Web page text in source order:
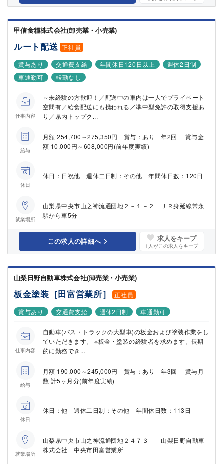
甲信食糧株式会社(卸売業・小売業)
ルート配送 正社員
賞与あり
交通費支給 年間休日120日以上
週休2日制
車通勤可
転勤なし
仕事内容
～未経験の方歓迎！／配送中の車内は一人でプライベート
空間有／給食配送にも携われる／準中型免許の取得支援あ
り／県内トップク...
給与
月額 254,700～275,350円 賞与：あり 年2回 賞与金
額 10,000円～608,000円(前年度実績)
休日
休日：日祝他 週休二日制：その他 年間休日数：120日
就業場所
山梨県中央市山之神流通団地２－１－２ ＪＲ身延線常永
駅から車5分
この求人の詳細へ 求人をキープ
1 人がこの求人をキープ
山梨日野自動車株式会社(卸売業・小売業)
板金塗装［田富営業所］
正社員
賞与あり
交通費支給 週休2日制 車通勤可
仕事内容
自動車(バス・トラックの大型車)の板金および塗装作業をし
ていただきます。 ※板金・塗装の経験者を求めます。長期
的に勤務でき...
給与
月額 190,000～245,000円 賞与：あり 年3回 賞与月
数 計5ヶ月分(前年度実績)
休日
休日：他 週休二日制：その他 年間休日数：113日
就業場所
山梨県中央市山之神流通団地２４７３ 山梨日野自動車
株式会社 中央市田富営業所